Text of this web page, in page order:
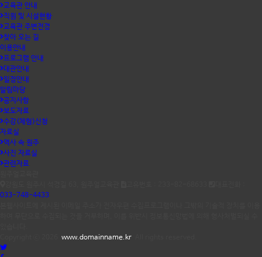
교육관 안내
직원 및 시설현황
교육관 주변전경
찾아 오는 길
이용안내
프로그램 안내
대관안내
일정안내
알림마당
공지사항
보도자료
수강(체험)신청
자료실
역사 속 원주
사진 자료실
관련자료
033-748-4433
www.domainname.kr